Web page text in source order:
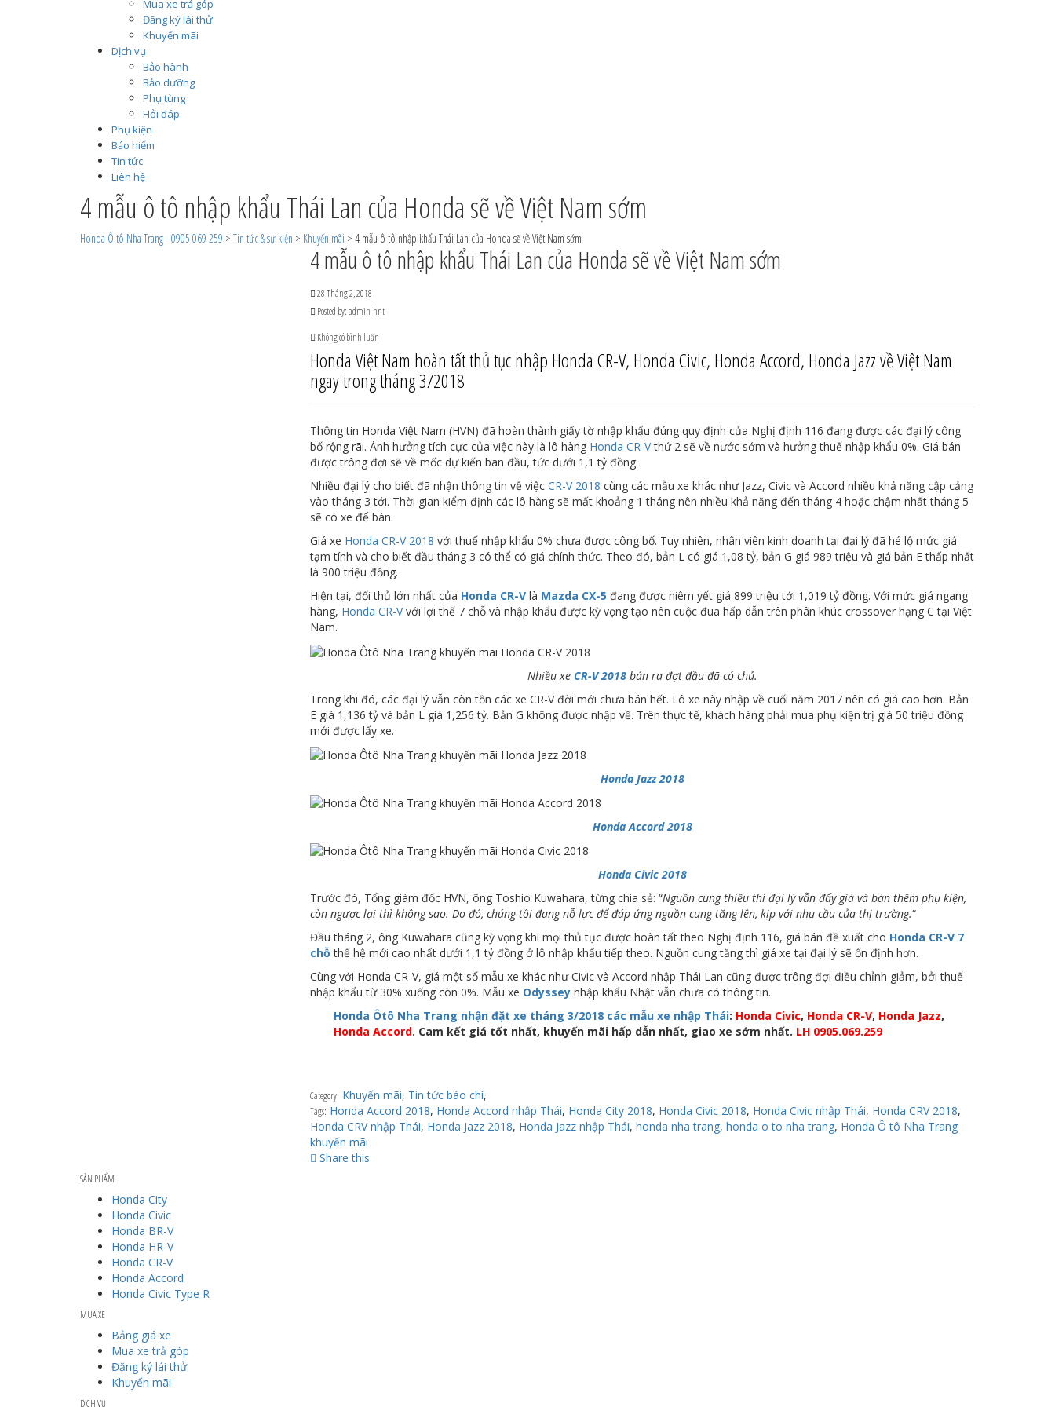
Mua xe trả góp
Đăng ký lái thử
Khuyến mãi
Dịch vụ
Bảo hành
Bảo dưỡng
Phụ tùng
Hỏi đáp
Phụ kiện
Bảo hiểm
Tin tức
Liên hệ
4 mẫu ô tô nhập khẩu Thái Lan của Honda sẽ về Việt Nam sớm
Honda Ô tô Nha Trang - 0905 069 259 > Tin tức & sự kiện > Khuyến mãi > 4 mẫu ô tô nhập khẩu Thái Lan của Honda sẽ về Việt Nam sớm
4 mẫu ô tô nhập khẩu Thái Lan của Honda sẽ về Việt Nam sớm
28 Tháng 2, 2018
Posted by:admin-hnt
Không có bình luận
Honda Việt Nam hoàn tất thủ tục nhập Honda CR-V, Honda Civic, Honda Accord, Honda Jazz về Việt Nam
ngay trong tháng 3/2018
Thông tin Honda Việt Nam (HVN) đã hoàn thành giấy tờ nhập khẩu đúng quy định của Nghị định 116 đang được các đại lý công
bố rộng rãi. Ảnh hưởng tích cực của việc này là lô hàng Honda CR-Vthứ 2 sẽ về nước sớm và hưởng thuế nhập khẩu 0%. Giá bán
được trông đợi sẽ về mốc dự kiến ban đầu, tức dưới 1,1 tỷ đồng.
Nhiều đại lý cho biết đã nhận thông tin về việc CR-V 2018 cùng các mẫu xe khác như Jazz, Civic và Accord nhiều khả năng cập cảng
vào tháng 3 tới. Thời gian kiểm định các lô hàng sẽ mất khoảng 1 tháng nên nhiều khả năng đến tháng 4 hoặc chậm nhất tháng 5
sẽ có xe để bán.
Giá xe Honda CR-V 2018 với thuế nhập khẩu 0% chưa được công bố. Tuy nhiên, nhân viên kinh doanh tại đại lý đã hé lộ mức giá
tạm tính và cho biết đầu tháng 3 có thể có giá chính thức. Theo đó, bản L có giá 1,08 tỷ, bản G giá 989 triệu và giá bản E thấp nhất
là 900 triệu đồng.
Hiện tại, đối thủ lớn nhất của Honda CR-Vlà Mazda CX-5 đang được niêm yết giá 899 triệu tới 1,019 tỷ đồng. Với mức giá ngang
hàng, Honda CR-Vvới lợi thế 7 chỗ và nhập khẩu được kỳ vọng tạo nên cuộc đua hấp dẫn trên phân khúc crossover hạng C tại Việt
Nam.
Nhiều xe CR-V 2018bán ra đợt đầu đã có chủ.
Trong khi đó, các đại lý vẫn còn tồn các xe CR-V đời mới chưa bán hết. Lô xe này nhập về cuối năm 2017 nên có giá cao hơn. Bản
E giá 1,136 tỷ và bản L giá 1,256 tỷ. Bản G không được nhập về. Trên thực tế, khách hàng phải mua phụ kiện trị giá 50 triệu đồng
mới được lấy xe.
Honda Jazz 2018
Honda Accord 2018
Honda Civic 2018
Trước đó, Tổng giám đốc HVN, ông Toshio Kuwahara, từng chia sẻ: “Nguồn cung thiếu thì đại lý vẫn đẩy giá và bán thêm phụ kiện,
còn ngược lại thì không sao. Do đó, chúng tôi đang nỗ lực để đáp ứng nguồn cung tăng lên, kịp với nhu cầu của thị trường.“
Đầu tháng 2, ông Kuwahara cũng kỳ vọng khi mọi thủ tục được hoàn tất theo Nghị định 116, giá bán đề xuất cho Honda CR-V 7
chỗ thế hệ mới cao nhất dưới 1,1 tỷ đồng ở lô nhập khẩu tiếp theo. Nguồn cung tăng thì giá xe tại đại lý sẽ ổn định hơn.
Cùng với Honda CR-V, giá một số mẫu xe khác như Civic và Accord nhập Thái Lan cũng được trông đợi điều chỉnh giảm, bởi thuế
nhập khẩu từ 30% xuống còn 0%. Mẫu xe Odysseynhập khẩu Nhật vẫn chưa có thông tin.
Honda Ôtô Nha Trang nhận đặt xe tháng 3/2018 các mẫu xe nhập Thái: Honda Civic, Honda CR-V, Honda Jazz,
Honda Accord. Cam kết giá tốt nhất, khuyến mãi hấp dẫn nhất, giao xe sớm nhất. LH 0905.069.259
Category: Khuyến mãi, Tin tức báo chí,
Tags: Honda Accord 2018, Honda Accord nhập Thái, Honda City 2018, Honda Civic 2018, Honda Civic nhập Thái, Honda CRV 2018,
Honda CRV nhập Thái, Honda Jazz 2018, Honda Jazz nhập Thái, honda nha trang, honda o to nha trang, Honda Ô tô Nha Trang
khuyến mãi
Share this
SẢN PHẨM
Honda City
Honda Civic
Honda BR-V
Honda HR-V
Honda CR-V
Honda Accord
Honda Civic Type R
MUA XE
Bảng giá xe
Mua xe trả góp
Đăng ký lái thử
Khuyến mãi
DỊCH VỤ